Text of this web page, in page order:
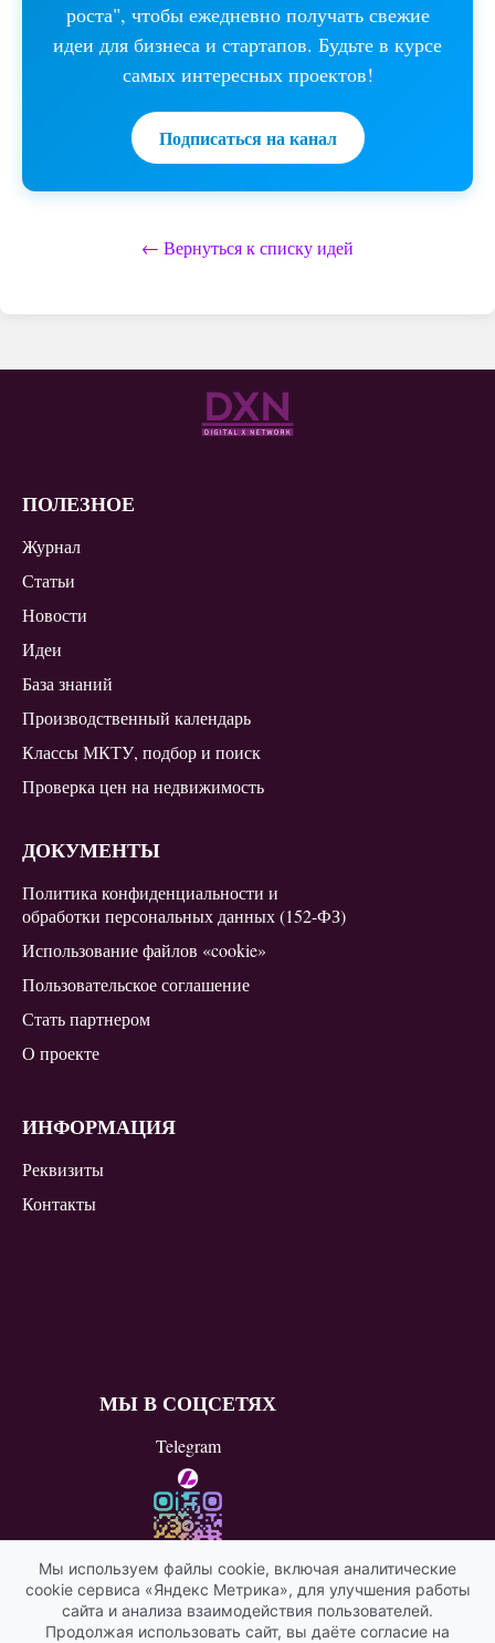
роста", чтобы ежедневно получать свежие
идеи для бизнеса и стартапов. Будьте в курсе
самых интересных проектов!
Подписаться на канал
← Вернуться к списку идей
ПОЛЕЗНОЕ
Журнал
Статьи
Новости
Идеи
База знаний
Производственный календарь
Классы МКТУ, подбор и поиск
Проверка цен на недвижимость
ДОКУМЕНТЫ
Политика конфиденциальности и
обработки персональных данных (152-ФЗ)
Использование файлов «cookie»
Пользовательское соглашение
Стать партнером
О проекте
ИНФОРМАЦИЯ
Реквизиты
Контакты
МЫ В СОЦСЕТЯХ
Telegram
ВКонтакте
Мы используем файлы cookie, включая аналитические
cookie сервиса «Яндекс Метрика», для улучшения работы
сайта и анализа взаимодействия пользователей.
Продолжая использовать сайт, вы даёте согласие на